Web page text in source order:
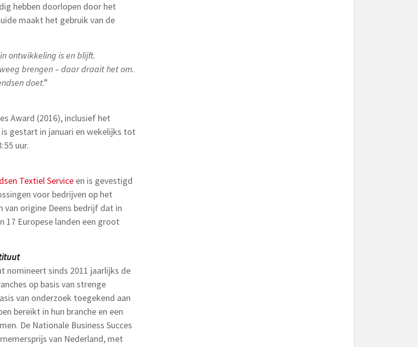
hebben doorlopen door het
maakt het gebruik van de
ontwikkeling is en blijft.
brengen – daar draait het om.
doet.”
Award (2016), inclusief het
gestart in januari en wekelijks tot
uur.
Textiel Service en is gevestigd
voor bedrijven op het
van origine Deens bedrijf dat in
17 Europese landen een groot
nomineert sinds 2011 jaarlijks de
op basis van strenge
van onderzoek toegekend aan
bereikt in hun branche en een
De Nationale Business Succes
van Nederland, met